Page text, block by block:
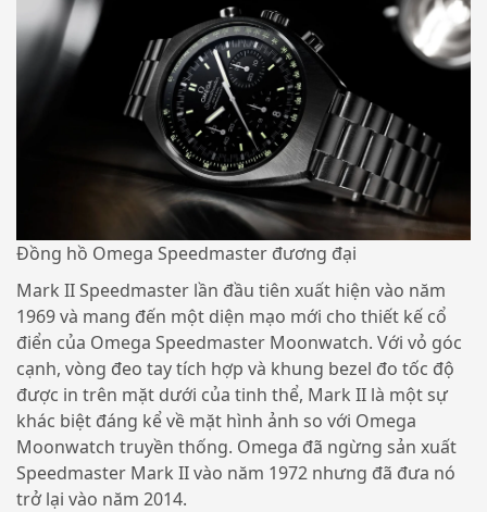
Đồng hồ Omega Speedmaster đương đại
Mark II Speedmaster lần đầu tiên xuất hiện vào năm
1969 và mang đến một diện mạo mới cho thiết kế cổ
điển của Omega Speedmaster Moonwatch. Với vỏ góc
cạnh, vòng đeo tay tích hợp và khung bezel đo tốc độ
được in trên mặt dưới của tinh thể, Mark II là một sự
khác biệt đáng kể về mặt hình ảnh so với Omega
Moonwatch truyền thống. Omega đã ngừng sản xuất
Speedmaster Mark II vào năm 1972 nhưng đã đưa nó
trở lại vào năm 2014.